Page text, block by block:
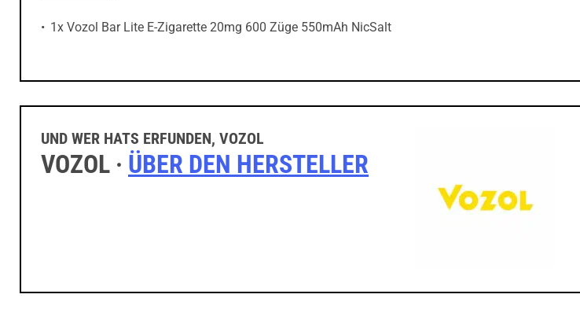
1x Vozol Bar Lite E-Zigarette 20mg 600 Züge 550mAh NicSalt
UND WER HATS ERFUNDEN, VOZOL
VOZOL · ÜBER DEN HERSTELLER